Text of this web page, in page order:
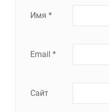
Имя *
Email *
Сайт